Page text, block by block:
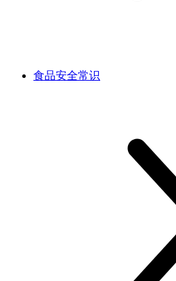
食品安全常识